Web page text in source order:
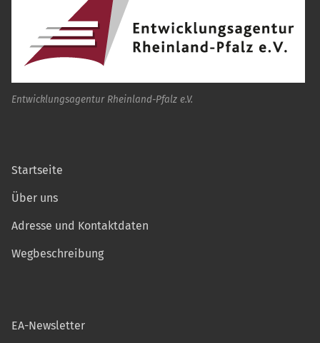
Entwicklungsagentur Rheinland-Pfalz e.V.
Startseite
Über uns
Adresse und Kontaktdaten
Wegbeschreibung
EA-Newsletter